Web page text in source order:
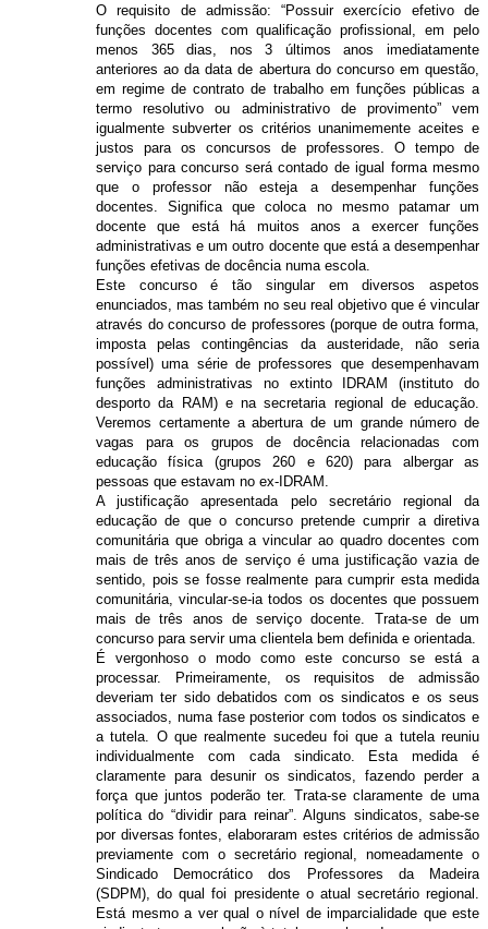
O requisito de admissão: “Possuir exercício efetivo de
funções docentes com qualificação profissional, em pelo
menos 365 dias, nos 3 últimos anos imediatamente
anteriores ao da data de abertura do concurso em questão,
em regime de contrato de trabalho em funções públicas a
termo resolutivo ou administrativo de provimento” vem
igualmente subverter os critérios unanimemente aceites e
justos para os concursos de professores. O tempo de
serviço para concurso será contado de igual forma mesmo
que o professor não esteja a desempenhar funções
docentes. Significa que coloca no mesmo patamar um
docente que está há muitos anos a exercer funções
administrativas e um outro docente que está a desempenhar
funções efetivas de docência numa escola.
Este concurso é tão singular em diversos aspetos
enunciados, mas também no seu real objetivo que é vincular
através do concurso de professores (porque de outra forma,
imposta pelas contingências da austeridade, não seria
possível) uma série de professores que desempenhavam
funções administrativas no extinto IDRAM (instituto do
desporto da RAM) e na secretaria regional de educação.
Veremos certamente a abertura de um grande número de
vagas para os grupos de docência relacionadas com
educação física (grupos 260 e 620) para albergar as
pessoas que estavam no ex-IDRAM.
A justificação apresentada pelo secretário regional da
educação de que o concurso pretende cumprir a diretiva
comunitária que obriga a vincular ao quadro docentes com
mais de três anos de serviço é uma justificação vazia de
sentido, pois se fosse realmente para cumprir esta medida
comunitária, vincular-se-ia todos os docentes que possuem
mais de três anos de serviço docente. Trata-se de um
concurso para servir uma clientela bem definida e orientada.
É vergonhoso o modo como este concurso se está a
processar. Primeiramente, os requisitos de admissão
deveriam ter sido debatidos com os sindicatos e os seus
associados, numa fase posterior com todos os sindicatos e
a tutela. O que realmente sucedeu foi que a tutela reuniu
individualmente com cada sindicato. Esta medida é
claramente para desunir os sindicatos, fazendo perder a
força que juntos poderão ter. Trata-se claramente de uma
política do “dividir para reinar”. Alguns sindicatos, sabe-se
por diversas fontes, elaboraram estes critérios de admissão
previamente com o secretário regional, nomeadamente o
Sindicado Democrático dos Professores da Madeira
(SDPM), do qual foi presidente o atual secretário regional.
Está mesmo a ver qual o nível de imparcialidade que este